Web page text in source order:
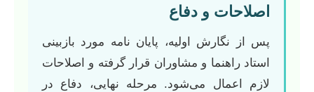
اصلاحات و دفاع
پس از نگارش اولیه، پایان نامه مورد بازبینی
استاد راهنما و مشاوران قرار گرفته و اصلاحات
لازم اعمال می‌شود. مرحله نهایی، دفاع در